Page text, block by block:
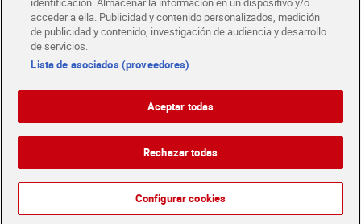
COLABORA CON DIA ABRE TU TIENDA DIA CORPORATE
EnglishPolítica de privacidad Política de cookies
Condiciones de compra
acceder a ella. Publicidad y contenido personalizados, medición
de publicidad y contenido, investigación de audiencia y desarrollo
de servicios.
Lista de asociados (proveedores)
Aceptar todas
Rechazar todas
Configurar cookies